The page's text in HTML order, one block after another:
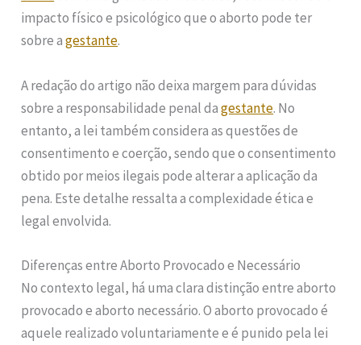
impacto físico e psicológico que o aborto pode ter
sobre agestante.
A redação do artigo não deixa margem para dúvidas
sobre a responsabilidade penal dagestante. No
entanto, a lei também considera as questões de
consentimento e coerção, sendo que o consentimento
obtido por meios ilegais pode alterar a aplicação da
pena. Este detalhe ressalta a complexidade ética e
legal envolvida.
Diferenças entre Aborto Provocado e Necessário
No contexto legal, há uma clara distinção entre aborto
provocado e aborto necessário. O aborto provocado é
aquele realizado voluntariamente e é punido pela lei